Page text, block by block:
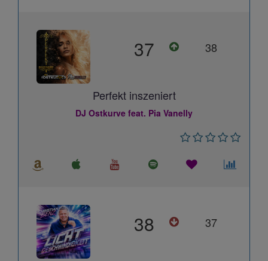
37 38
Perfekt inszeniert
DJ Ostkurve feat. Pia Vanelly
38 37